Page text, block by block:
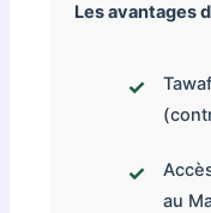
Les avantages
au